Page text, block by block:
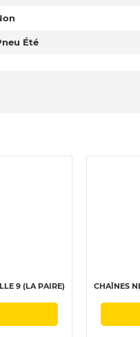
Été
9 (LA PAIRE) CHAÎNES